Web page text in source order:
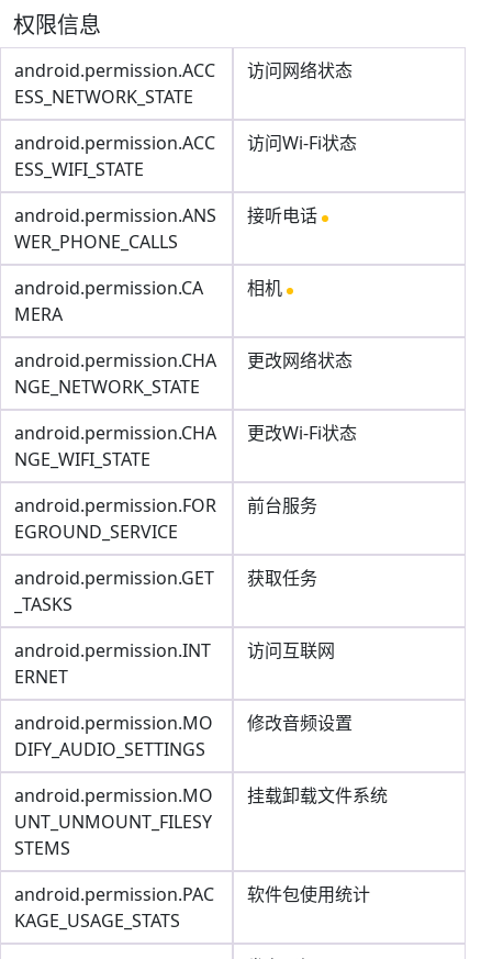
权限信息
android.permission.ACC
ESS_NETWORK_STATE
访问网络状态
android.permission.ACC
ESS_WIFI_STATE
访问Wi-Fi状态
android.permission.ANS
WER_PHONE_CALLS
接听电话
android.permission.CA
MERA
相机
android.permission.CHA
NGE_NETWORK_STATE
更改网络状态
android.permission.CHA
NGE_WIFI_STATE
更改Wi-Fi状态
android.permission.FOR
EGROUND_SERVICE
前台服务
android.permission.GET
_TASKS
获取任务
android.permission.INT
ERNET
访问互联网
android.permission.MO
DIFY_AUDIO_SETTINGS
修改音频设置
android.permission.MO
UNT_UNMOUNT_FILESY
STEMS
挂载卸载文件系统
android.permission.PAC
KAGE_USAGE_STATS
软件包使用统计